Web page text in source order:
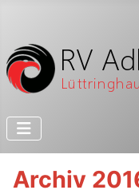
Archiv